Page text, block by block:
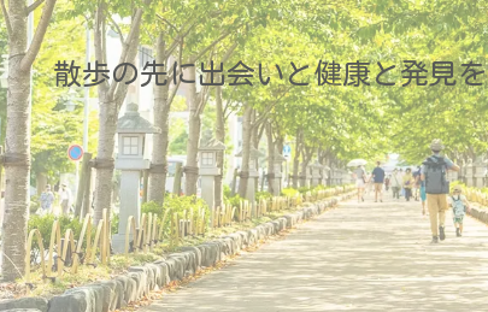
散歩の先に出会いと健康と発見を